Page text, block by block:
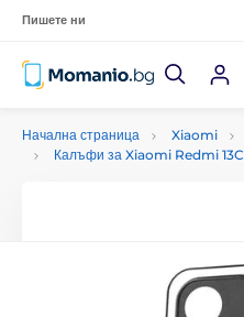
Пишете ни
Начална страница Xiaomi
Калъфи за Xiaomi Redmi 13C